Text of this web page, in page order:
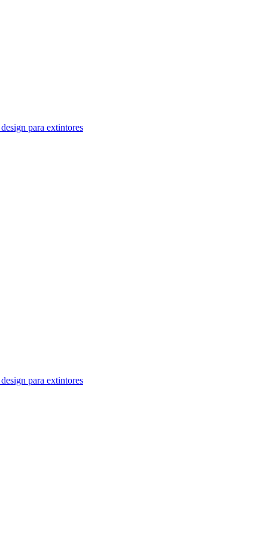
para extintores
para extintores